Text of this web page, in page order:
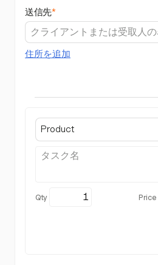
送信先*
住所を追加
Product